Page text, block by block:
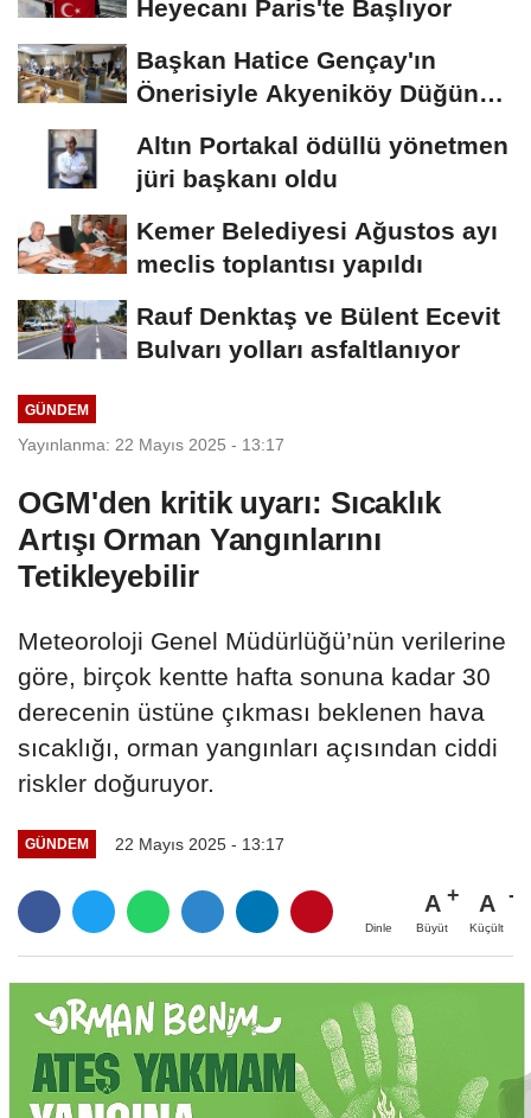
Heyecanı Paris'te Başlıyor
Başkan Hatice Gençay'ın
Önerisiyle Akyeniköy Düğün
Altın Portakal ödüllü yönetmen
jüri başkanı oldu
Kemer Belediyesi Ağustos ayı
meclis toplantısı yapıldı
Rauf Denktaş ve Bülent Ecevit
Bulvarı yolları asfaltlanıyor
GÜNDEM
Yayınlanma: 22 Mayıs 2025 - 13:17
OGM'den kritik uyarı: Sıcaklık
Artışı Orman Yangınlarını
Tetikleyebilir
Meteoroloji Genel Müdürlüğü’nün verilerine
göre, birçok kentte hafta sonuna kadar 30
derecenin üstüne çıkması beklenen hava
sıcaklığı, orman yangınları açısından ciddi
riskler doğuruyor.
GÜNDEM 22 Mayıs 2025 - 13:17
Dinle
A
Büyüt
A
Küçült